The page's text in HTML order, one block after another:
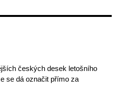
českých desek letošního
se dá označit přímo za